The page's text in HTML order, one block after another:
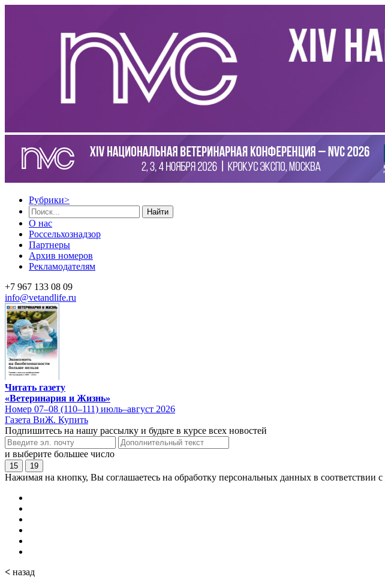
Рубрики>
Найти
О нас
Россельхознадзор
Партнеры
Архив номеров
Рекламодателям
+7 967 133 08 09
info@vetandlife.ru
Читать газету
«Ветеринария и Жизнь»
Номер 07–08 (110–111) июль–август 2026
Газета ВиЖ. Купить
Подпишитесь на нашу рассылку и будьте в курсе всех новостей
и выберите большее число
15 19
Нажимая на кнопку, Вы соглашаетесь на обработку персональных данных в соответствии с
< назад